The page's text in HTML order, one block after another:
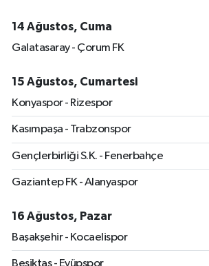
14 Ağustos, Cuma
Galatasaray - Çorum FK
15 Ağustos, Cumartesi
Konyaspor - Rizespor
Kasımpaşa - Trabzonspor
Gençlerbirliği S.K. - Fenerbahçe
Gaziantep FK - Alanyaspor
16 Ağustos, Pazar
Başakşehir - Kocaelispor